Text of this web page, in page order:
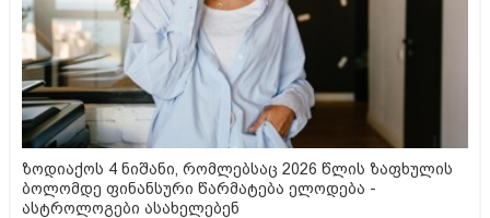
ზოდიაქოს 4 ნიშანი, რომლებსაც 2026 წლის ზაფხულის
ბოლომდე ფინანსური წარმატება ელოდება -
ასტროლოგები ასახელებენ